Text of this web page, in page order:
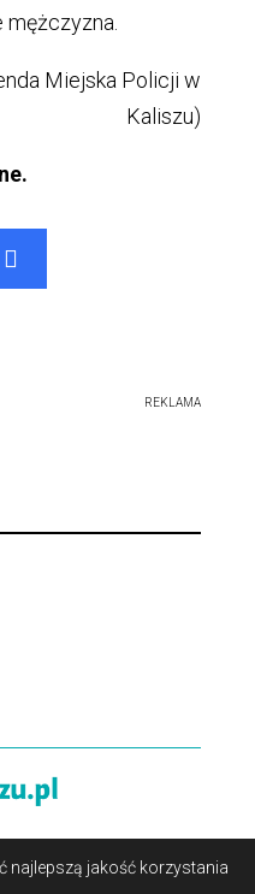
Miejska Policji w
Kaliszu)
REKLAMA
i pliki cookies
najlepszą jakość korzystania